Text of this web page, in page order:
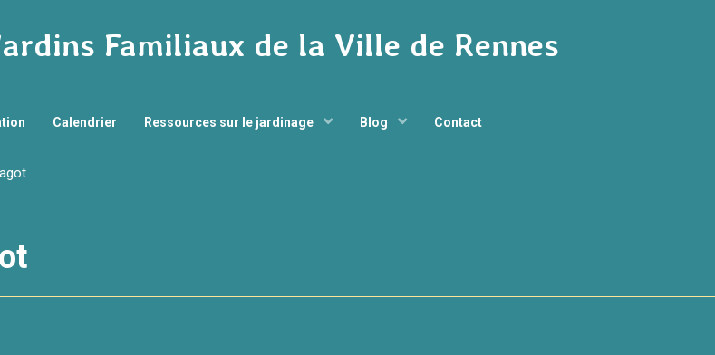
Familiaux de la Ville de Rennes
Calendrier Ressources sur le jardinage Blog Contact